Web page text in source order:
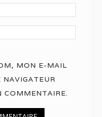
MON E-MAIL
COMMENTAIRE.